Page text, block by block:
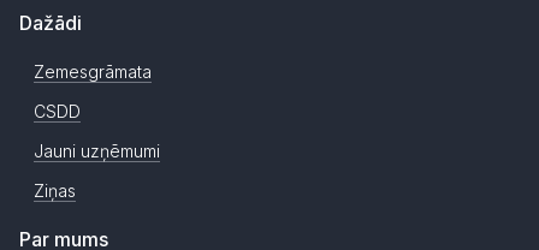
Dažādi
Zemesgrāmata
CSDD
Jauni uzņēmumi
Ziņas
Par mums